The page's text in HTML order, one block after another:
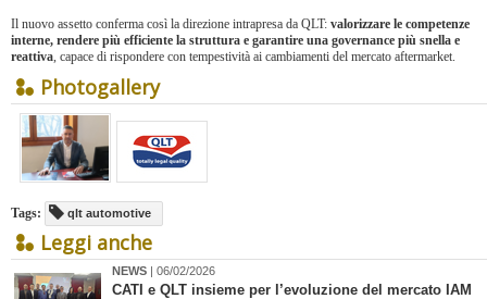
Il nuovo assetto conferma così la direzione intrapresa da QLT: valorizzare le competenze
interne, rendere più efficiente la struttura e garantire una governance più snella e
reattiva, capace di rispondere con tempestività ai cambiamenti del mercato aftermarket.
Photogallery
Tags: qlt automotive
Leggi anche
NEWS | 06/02/2026
CATI e QLT insieme per l’evoluzione del mercato IAM